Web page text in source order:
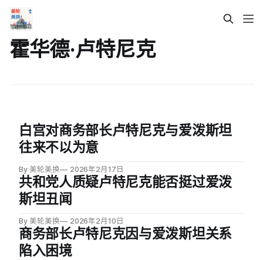
霍华德·卢特尼克
白宫对商务部长卢特尼克与爱泼斯坦
往来不以为意
By 美轮美换 2026年2月17日
共和党人质疑卢特尼克能否挺过爱泼
斯坦丑闻
By 美轮美换 2026年2月10日
商务部长卢特尼克因与爱泼斯坦关系
陷入困境